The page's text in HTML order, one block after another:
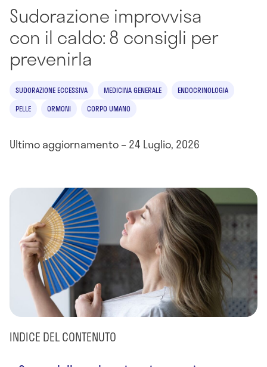
Sudorazione improvvisa
con il caldo: 8 consigli per
prevenirla
SUDORAZIONE ECCESSIVA MEDICINA GENERALE
ENDOCRINOLOGIA
PELLE
ORMONI CORPO UMANO
Ultimo aggiornamento – 24 Luglio, 2026
INDICE DEL CONTENUTO